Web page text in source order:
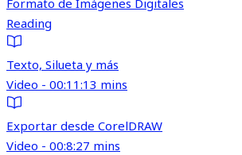
Formato de Imágenes Digitales
Reading
Texto, Silueta y más
Video - 00:11:13 mins
Exportar desde CorelDRAW
Video - 00:8:27 mins